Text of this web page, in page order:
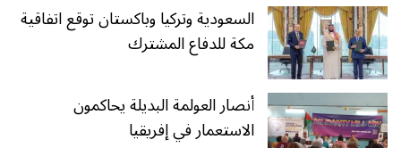
السعودية وتركيا وباكستان توقع اتفاقية
مكة للدفاع المشترك
أنصار العولمة البديلة يحاكمون
الاستعمار في إفريقيا